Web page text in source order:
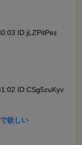
ID:jLZPitPez
ID:CSg5zuKyv
欲しい